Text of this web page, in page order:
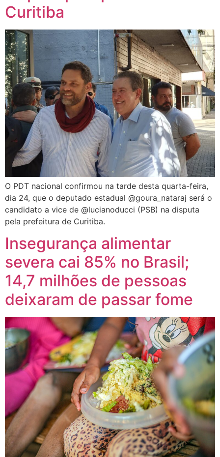
Curitiba
O PDT nacional confirmou na tarde desta quarta-feira,
dia 24, que o deputado estadual @goura_nataraj será o
candidato a vice de @lucianoducci (PSB) na disputa
pela prefeitura de Curitiba.
Insegurança alimentar
severa cai 85% no Brasil;
14,7 milhões de pessoas
deixaram de passar fome